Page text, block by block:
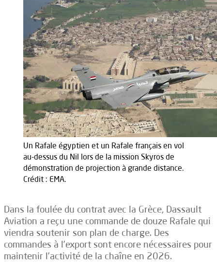
Un Rafale égyptien et un Rafale français en vol
au-dessus du Nil lors de la mission Skyros de
démonstration de projection à grande distance.
Crédit : EMA.
Dans la foulée du contrat avec la Grèce, Dassault
Aviation a reçu une commande de douze Rafale qui
viendra soutenir son plan de charge. Des
commandes à l’export sont encore nécessaires pour
maintenir l’activité de la chaîne en 2026.